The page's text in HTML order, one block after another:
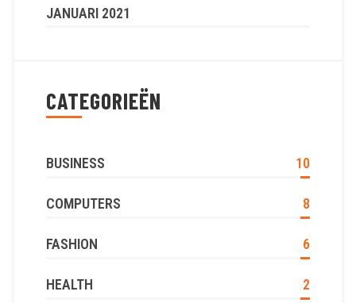
JANUARI 2021
CATEGORIEËN
BUSINESS 10
COMPUTERS 8
FASHION 6
HEALTH 2